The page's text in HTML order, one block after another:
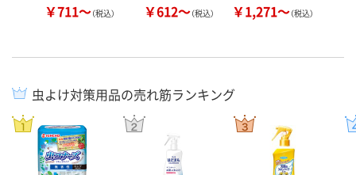
￥711～（税込） ￥612～（税込） ￥1,271～（税込）
虫よけ対策用品の売れ筋ランキング